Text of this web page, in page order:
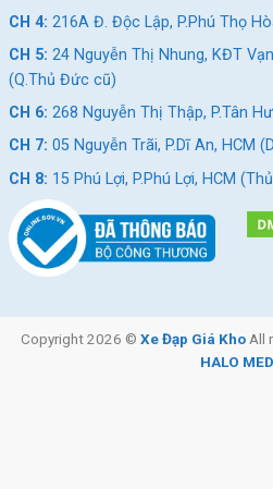
CH 4: 216A Đ. Độc Lập, P.Phú Thọ
CH 5: 24 Nguyễn Thị Nhung, KĐT
(Q.Thủ Đức cũ)
CH 6: 268 Nguyễn Thị Thập, P.Tân
CH 7: 05 Nguyễn Trãi, P.Dĩ An, HCM
CH 8: 15 Phú Lợi, P.Phú Lợi, HCM
Copyright 2026 © Xe Đạp Giá Kho All
HALO